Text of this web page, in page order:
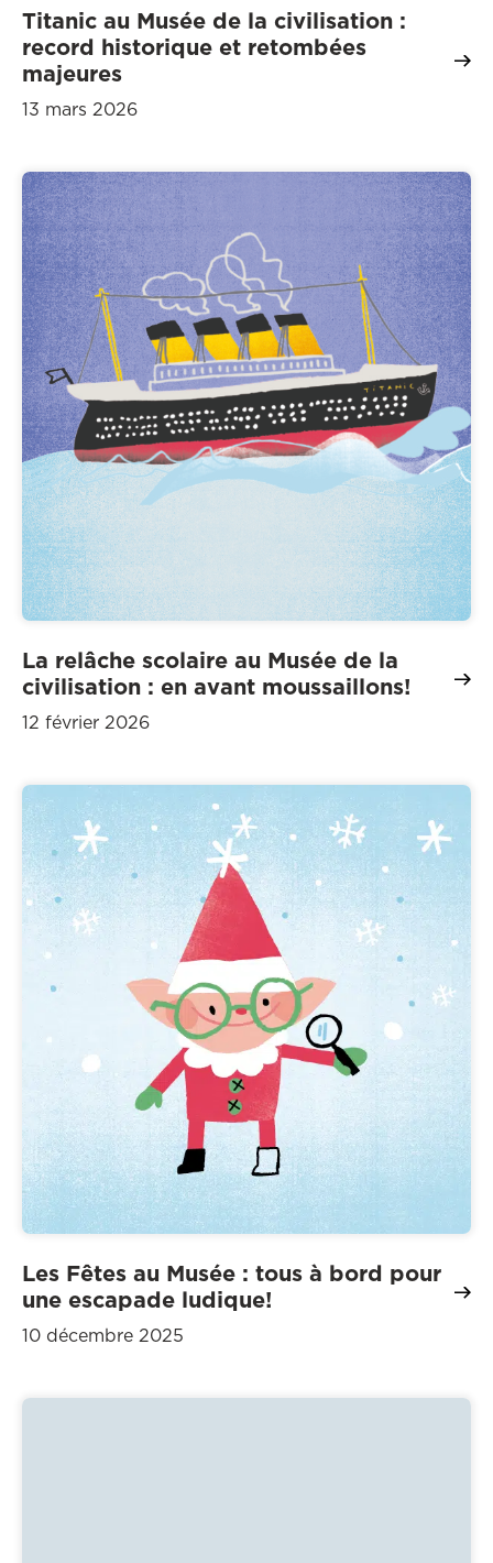
Titanic au Musée de la civilisation :
record historique et retombées
majeures
13 mars 2026
La relâche scolaire au Musée de la
civilisation : en avant moussaillons!
12 février 2026
Les Fêtes au Musée : tous à bord pour
une escapade ludique!
10 décembre 2025